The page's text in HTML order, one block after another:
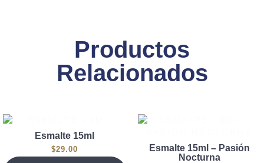
Productos
Relacionados
Esmalte 15ml
$29.00
Esmalte 15ml – Pasión
Nocturna